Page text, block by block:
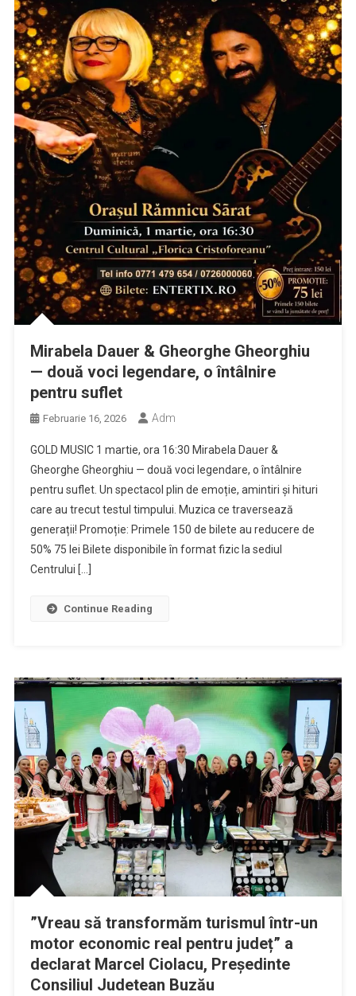
Mirabela Dauer & Gheorghe Gheorghiu
— două voci legendare, o întâlnire
pentru suflet
Februarie 16, 2026 Adm
GOLD MUSIC 1 martie, ora 16:30 Mirabela Dauer &
Gheorghe Gheorghiu — două voci legendare, o întâlnire
pentru suflet. Un spectacol plin de emoție, amintiri și hituri
care au trecut testul timpului. Muzica ce traversează
generații! Promoție: Primele 150 de bilete au reducere de
50% 75 lei Bilete disponibile în format fizic la sediul
Centrului […]
Continue Reading
”Vreau să transformăm turismul într-un
motor economic real pentru județ” a
declarat Marcel Ciolacu, Preşedinte
Consiliul Judetean Buzău